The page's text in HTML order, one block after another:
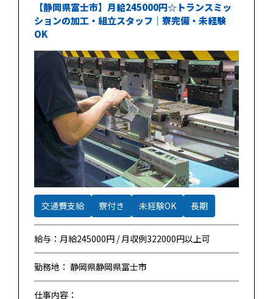
【静岡県富士市】月給245000円☆トランスミッ
ションの加工・組立スタッフ｜寮完備・未経験
OK
交通費支給 寮付き 未経験OK 長期
給与：月給245000円 / 月収例322000円以上可
勤務地： 静岡県静岡県富士市
仕事内容：